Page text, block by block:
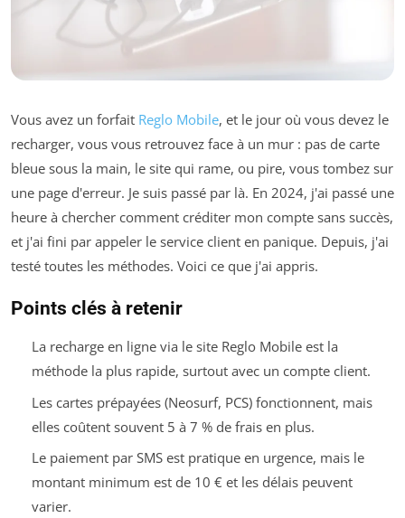
Vous avez un forfait Reglo Mobile, et le jour où vous devez le
recharger, vous vous retrouvez face à un mur : pas de carte
bleue sous la main, le site qui rame, ou pire, vous tombez sur
une page d'erreur. Je suis passé par là. En 2024, j'ai passé une
heure à chercher comment créditer mon compte sans succès,
et j'ai fini par appeler le service client en panique. Depuis, j'ai
testé toutes les méthodes. Voici ce que j'ai appris.
Points clés à retenir
La recharge en ligne via le site Reglo Mobile est la
méthode la plus rapide, surtout avec un compte client.
Les cartes prépayées (Neosurf, PCS) fonctionnent, mais
elles coûtent souvent 5 à 7 % de frais en plus.
Le paiement par SMS est pratique en urgence, mais le
montant minimum est de 10 € et les délais peuvent
varier.